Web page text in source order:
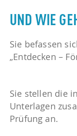
UND WIE
Sie befassen
„Entdecken –
Sie stellen die
Unterlagen
Prüfung an.